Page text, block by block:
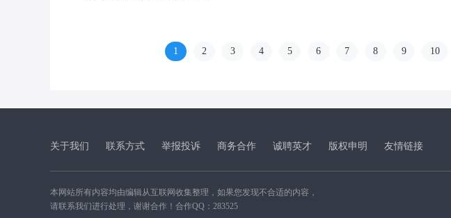
1 2 3 4 5 6 7 8 9 10
关于我们 联系方式 举报投诉 商务合作 诚聘英才 版权申明 友情链接
本网站所有内容均由编辑从互联网收集整理，如果您发现不合适的内容，
请联系我们进行处理，谢谢合作！合作QQ：283525